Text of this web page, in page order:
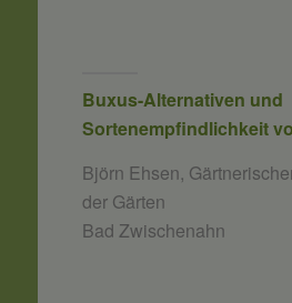
Buxus-Alternativen und
Sortenempfindlichkeit
Björn Ehsen,
der Gärten
Bad Zwischenahn